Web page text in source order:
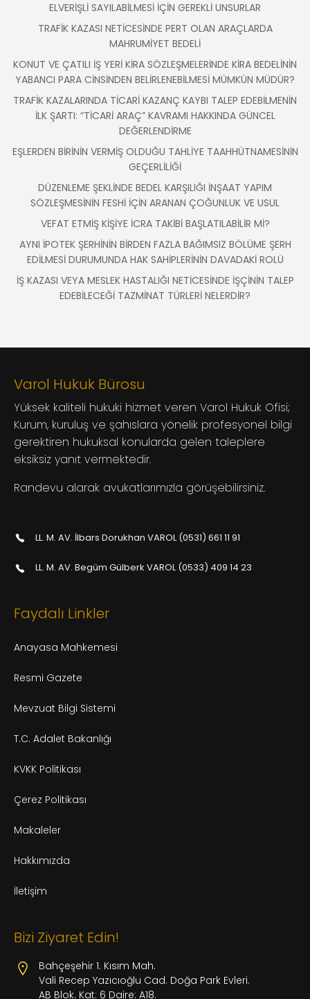
ELVERİŞLİ SAYILABİLMESİ İÇİN GEREKLİ UNSURLAR
TRAFİK KAZASI NETİCESİNDE PERT OLAN ARAÇLARDA
MAHRUMİYET BEDELİ
KONUT VE ÇATILI İŞ YERİ KİRA SÖZLEŞMELERİNDE KİRA BEDELİNİN
YABANCI PARA CİNSİNDEN BELİRLENEBİLMESİ MÜMKÜN MÜDÜR?
TRAFİK KAZALARINDA TİCARİ KAZANÇ KAYBI TALEP EDEBİLMENİN
İLK ŞARTI: “TİCARİ ARAÇ” KAVRAMI HAKKINDA GÜNCEL
DEĞERLENDİRME
EŞLERDEN BİRİNİN VERMİŞ OLDUĞU TAHLİYE TAAHHÜTNAMESİNİN
GEÇERLİLİĞİ
DÜZENLEME ŞEKLİNDE BEDEL KARŞILIĞI İNŞAAT YAPIM
SÖZLEŞMESİNİN FESHİ İÇİN ARANAN ÇOĞUNLUK VE USUL
VEFAT ETMİŞ KİŞİYE İCRA TAKİBİ BAŞLATILABİLİR Mİ?
AYNI İPOTEK ŞERHİNİN BİRDEN FAZLA BAĞIMSIZ BÖLÜME ŞERH
EDİLMESİ DURUMUNDA HAK SAHİPLERİNİN DAVADAKİ ROLÜ
İŞ KAZASI VEYA MESLEK HASTALIĞI NETİCESİNDE İŞÇİNİN TALEP
EDEBİLECEĞİ TAZMİNAT TÜRLERİ NELERDİR?
Varol Hukuk Bürosu
Yüksek kaliteli hukuki hizmet veren Varol Hukuk Ofisi;
Kurum, kuruluş ve şahıslara yönelik profesyonel bilgi
gerektiren hukuksal konularda gelen taleplere
eksiksiz yanıt vermektedir.
Randevu alarak avukatlarımızla görüşebilirsiniz.
LL. M. AV. İlbars Dorukhan VAROL (0531) 661 11 91
LL. M. AV. Begüm Gülberk VAROL (0533) 409 14 23
Faydalı Linkler
Anayasa Mahkemesi
Resmi Gazete
Mevzuat Bilgi Sistemi
T.C. Adalet Bakanlığı
KVKK Politikası
Çerez Politikası
Makaleler
Hakkımızda
İletişim
Bizi Ziyaret Edin!
Bahçeşehir 1. Kısım Mah.
Vali Recep Yazıcıoğlu Cad. Doğa Park Evleri.
AB Blok. Kat: 6 Daire: A18.